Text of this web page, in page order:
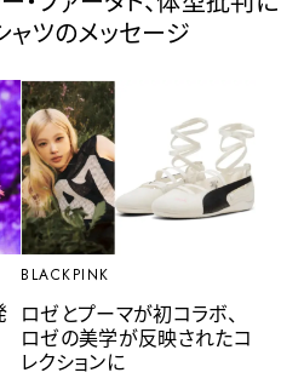
ツのメッセージ
BLACKPINK
ロゼとプーマが初コラボ、
ロゼの美学が反映されたコ
レクションに